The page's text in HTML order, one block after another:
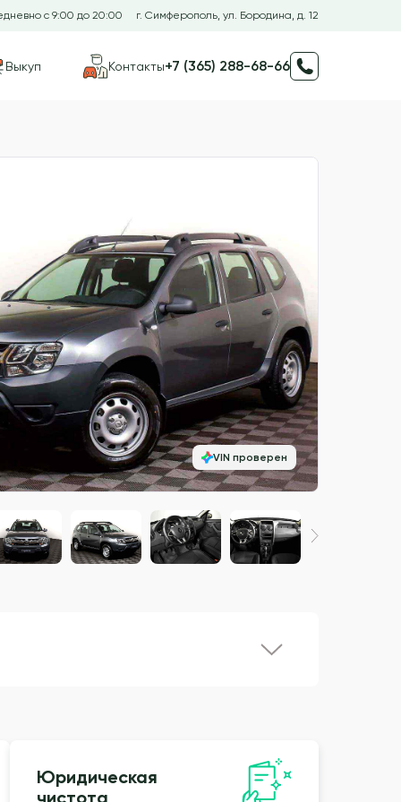
с 9:00 до 20:00 г. Симферополь, ул. Бородина, д. 12
Выкуп Контакты+7 (365) 288-68-66
VIN проверен
Юридическая
чистота